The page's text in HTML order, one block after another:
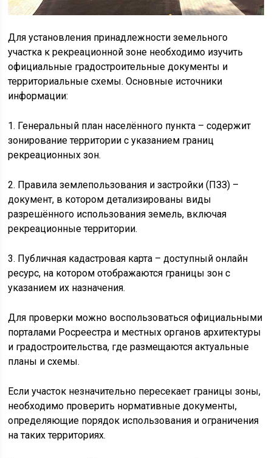
Для установления принадлежности земельного
участка к рекреационной зоне необходимо изучить
официальные градостроительные документы и
территориальные схемы. Основные источники
информации:
1. Генеральный план населённого пункта – содержит
зонирование территории с указанием границ
рекреационных зон.
2. Правила землепользования и застройки (ПЗЗ) –
документ, в котором детализированы виды
разрешённого использования земель, включая
рекреационные территории.
3. Публичная кадастровая карта – доступный онлайн
ресурс, на котором отображаются границы зон с
указанием их назначения.
Для проверки можно воспользоваться официальными
порталами Росреестра и местных органов архитектуры
и градостроительства, где размещаются актуальные
планы и схемы.
Если участок незначительно пересекает границы зоны,
необходимо проверить нормативные документы,
определяющие порядок использования и ограничения
на таких территориях.